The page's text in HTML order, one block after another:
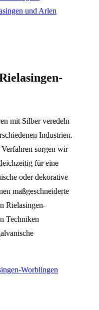
mit Silber veredeln
Industrien.
sorgen wir
für eine
oder dekorative
maßgeschneiderte
Rielasingen-
Techniken